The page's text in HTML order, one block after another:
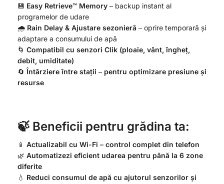
💾 Easy Retrieve™ Memory – backup instant al
programelor de udare
🌧️ Rain Delay & Ajustare sezonieră – oprire temporară și
adaptare a consumului de apă
🌀 Compatibil cu senzori Clik (ploaie, vânt, îngheț,
debit, umiditate)
🔄Întârziere între stații – pentru optimizare presiune și
resurse
🍃 Beneficii pentru grădina ta:
📱 Actualizabil cu Wi-Fi – control complet din telefon
🌿 Automatizezi eficient udarea pentru până la 6 zone
diferite
💧 Reduci consumul de apă cu ajutorul senzorilor și